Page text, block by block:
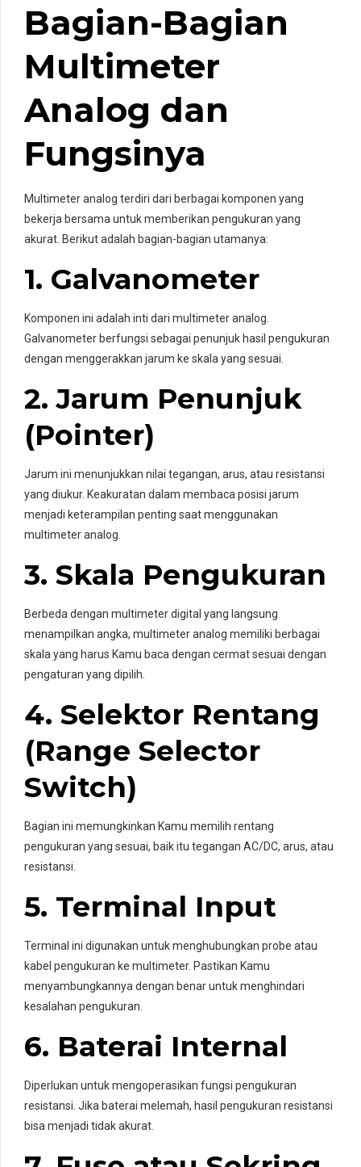
Bagian-Bagian
Multimeter
Analog dan
Fungsinya
Multimeter analog terdiri dari berbagai komponen yang
bekerja bersama untuk memberikan pengukuran yang
akurat. Berikut adalah bagian-bagian utamanya:
1. Galvanometer
Komponen ini adalah inti dari multimeter analog.
Galvanometer berfungsi sebagai penunjuk hasil pengukuran
dengan menggerakkan jarum ke skala yang sesuai.
2. Jarum Penunjuk
(Pointer)
Jarum ini menunjukkan nilai tegangan, arus, atau resistansi
yang diukur. Keakuratan dalam membaca posisi jarum
menjadi keterampilan penting saat menggunakan
multimeter analog.
3. Skala Pengukuran
Berbeda dengan multimeter digital yang langsung
menampilkan angka, multimeter analog memiliki berbagai
skala yang harus Kamu baca dengan cermat sesuai dengan
pengaturan yang dipilih.
4. Selektor Rentang
(Range Selector
Switch)
Bagian ini memungkinkan Kamu memilih rentang
pengukuran yang sesuai, baik itu tegangan AC/DC, arus, atau
resistansi.
5. Terminal Input
Terminal ini digunakan untuk menghubungkan probe atau
kabel pengukuran ke multimeter. Pastikan Kamu
menyambungkannya dengan benar untuk menghindari
kesalahan pengukuran.
6. Baterai Internal
Diperlukan untuk mengoperasikan fungsi pengukuran
resistansi. Jika baterai melemah, hasil pengukuran resistansi
bisa menjadi tidak akurat.